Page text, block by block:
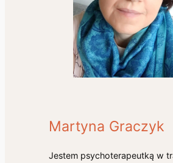
Martyna Graczyk
Jestem psychoterapeutką w